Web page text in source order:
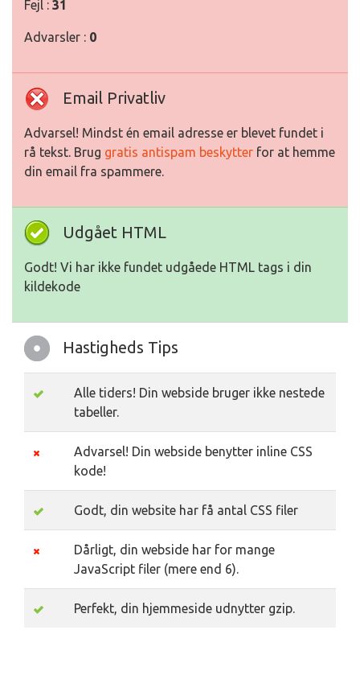
Fejl : 31
Advarsler : 0
Email Privatliv
Advarsel! Mindst én email adresse er blevet fundet i
rå tekst. Brug gratis antispam beskytter for at hemme
din email fra spammere.
Udgået HTML
Godt! Vi har ikke fundet udgåede HTML tags i din
kildekode
Hastigheds Tips
Alle tiders! Din webside bruger ikke nestede
tabeller.
Advarsel! Din webside benytter inline CSS
kode!
Godt, din website har få antal CSS filer
Dårligt, din webside har for mange
JavaScript filer (mere end 6).
Perfekt, din hjemmeside udnytter gzip.